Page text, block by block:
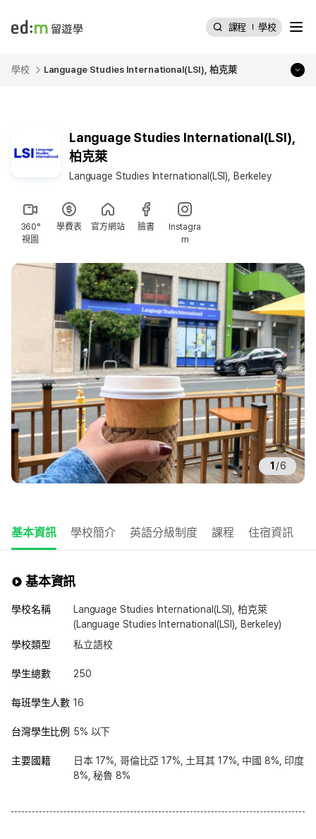
課程 學校
學校 Language Studies International(LSI), 柏克萊
Language Studies International(LSI),
柏克萊
Language Studies International(LSI), Berkeley
360°
視圖
學費表 官方網站 臉書
Instagra
m
1 /6
基本資訊 學校簡介 英語分級制度 課程 住宿資訊
基本資訊
學校名稱
Language Studies International(LSI), 柏克萊
(Language Studies International(LSI), Berkeley)
學校類型
私立語校
學生總數 250
每班學生人數 16
台灣學生比例 5% 以下
主要國籍
日本 17%, 哥倫比亞 17%, 土耳其 17%, 中國 8%, 印度
8%, 秘魯 8%